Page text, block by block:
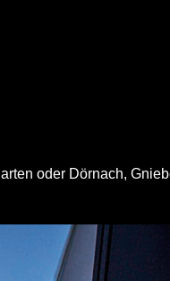
oder Dörnach,